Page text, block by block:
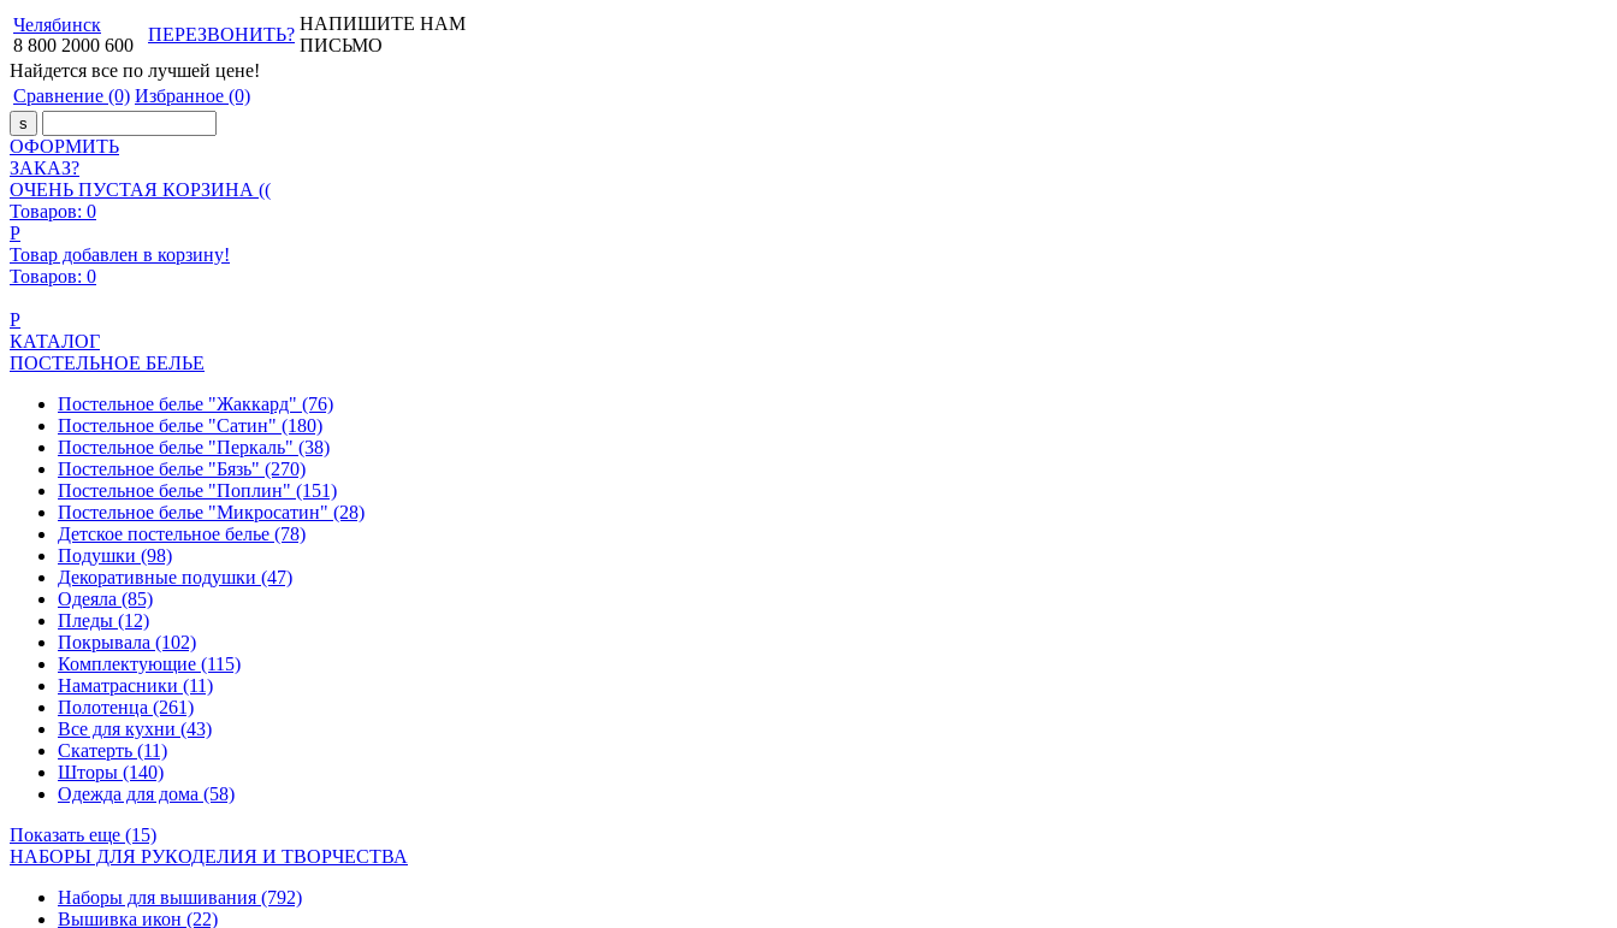
Челябинск
8 800 2000 600
ПЕРЕЗВОНИТЬ?
НАПИШИТЕ НАМ
ПИСЬМО
Найдется все по лучшей цене!
Сравнение (0) Избранное (0)
ОФОРМИТЬ
ЗАКАЗ?
ОЧЕНЬ ПУСТАЯ КОРЗИНА ((
Товаров: 0
Р
Товар добавлен в корзину!
Товаров: 0
Р
КАТАЛОГ
ПОСТЕЛЬНОЕ БЕЛЬЕ
Постельное белье "Жаккард" (76)
Постельное белье "Сатин" (180)
Постельное белье "Перкаль" (38)
Постельное белье "Бязь" (270)
Постельное белье "Поплин" (151)
Постельное белье "Микросатин" (28)
Детское постельное белье (78)
Подушки (98)
Декоративные подушки (47)
Одеяла (85)
Пледы (12)
Покрывала (102)
Комплектующие (115)
Наматрасники (11)
Полотенца (261)
Все для кухни (43)
Скатерть (11)
Шторы (140)
Одежда для дома (58)
Показать еще (15)
НАБОРЫ ДЛЯ РУКОДЕЛИЯ И ТВОРЧЕСТВА
Наборы для вышивания (792)
Вышивка икон (22)